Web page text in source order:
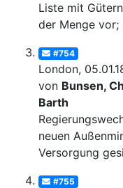
Liste mit
der Menge vor;
#754
London,
von Bunsen,
Barth
neuen
Versorgung
#755